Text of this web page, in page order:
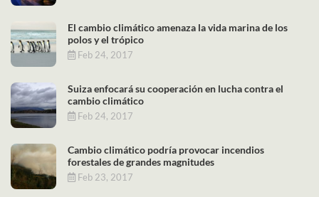
El cambio climático amenaza la vida marina de los
polos y el trópico
Feb 24, 2017
Suiza enfocará su cooperación en lucha contra el
cambio climático
Feb 24, 2017
Cambio climático podría provocar incendios
forestales de grandes magnitudes
Feb 23, 2017